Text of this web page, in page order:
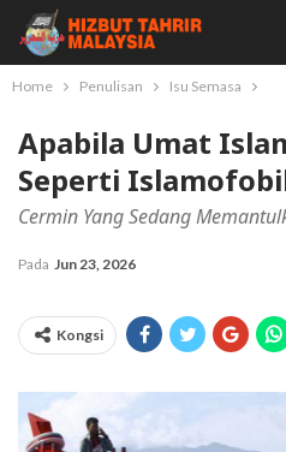
Home Penulisan Isu Semasa
Apabila Umat
Seperti
Cermin Yang Sedang
Pada Jun 23, 2026
Kongsi